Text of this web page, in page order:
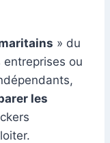
» du
entreprises ou
les